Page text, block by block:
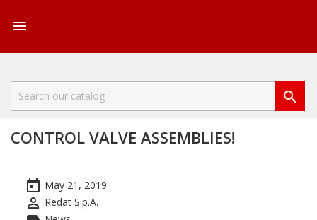


CONTROL VALVE ASSEMBLIES!
today May 21, 2019
perm_identity Redat S.p.A.